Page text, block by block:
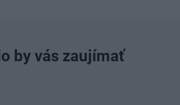
by vás zaujímať